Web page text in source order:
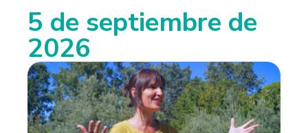
5 de septiembre de
2026